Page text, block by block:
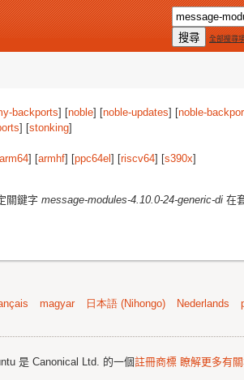
全部搜尋
backports] [noble] [noble-updates] [noble-
] [stonking]
arm64] [armhf] [ppc64el ] [riscv64] [s390x]
關鍵字 message-modules-4.10.0-24-generic-di 在
magyar 日本語 (Nihongo) Nederlands
是 Canonical Ltd. 的一個註冊商標 瞭解更多有